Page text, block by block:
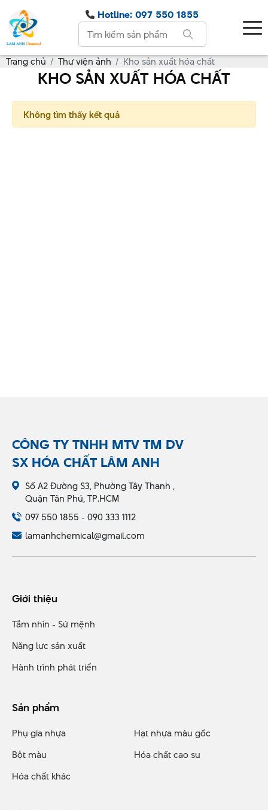
Hotline: 097 550 1855
Trang chủ Thư viện ảnh Kho sản xuất hóa chất
KHO SẢN XUẤT HÓA CHẤT
Không tìm thấy kết quả
CÔNG TY TNHH MTV TM DV
SX HÓA CHẤT LÂM ANH
Số A2 Đường S3, Phường Tây Thạnh ,
Quận Tân Phú, TP.HCM
097 550 1855 - 090 333 1112
lamanhchemical@gmail.com
Giới thiệu
Tầm nhìn - Sứ mệnh
Năng lực sản xuất
Hành trình phát triển
Sản phẩm
Phụ gia nhựa
Hạt nhựa màu gốc
Bột màu
Hóa chất cao su
Hóa chất khác